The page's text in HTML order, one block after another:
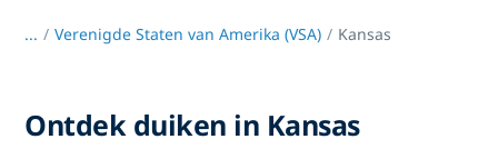
... / Verenigde Staten van Amerika (VSA) Kansas
Ontdek duiken in Kansas